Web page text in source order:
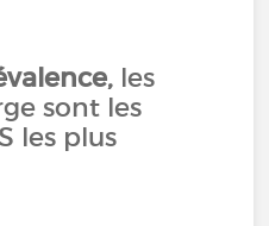
les
sont les
les plus